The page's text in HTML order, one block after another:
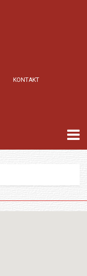
KONTAKT